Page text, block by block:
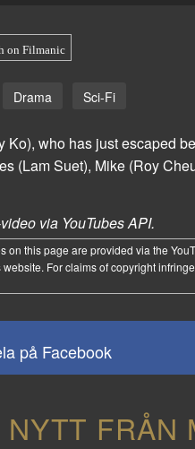
on Filmanic
Drama Sci-Fi
Ko), who has just escaped
(Lam Suet), Mike (Roy
via YouTubes API.
on this page are provided via the
For claims of copyright
på Facebook
FRÅN